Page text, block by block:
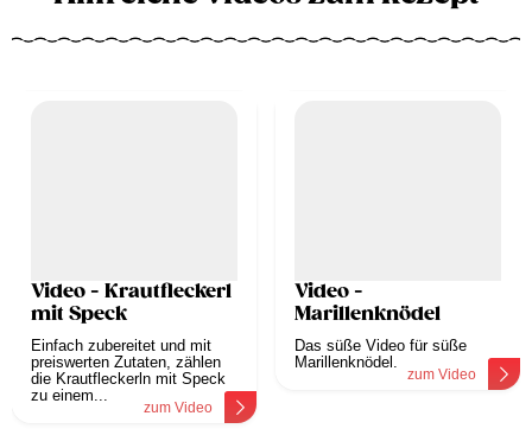
Video - Krautfleckerl
mit Speck
Einfach zubereitet und mit
preiswerten Zutaten, zählen
die Krautfleckerln mit Speck
zu einem...
zum Video
Video -
Marillenknödel
Das süße Video für süße
Marillenknödel.
zum Video